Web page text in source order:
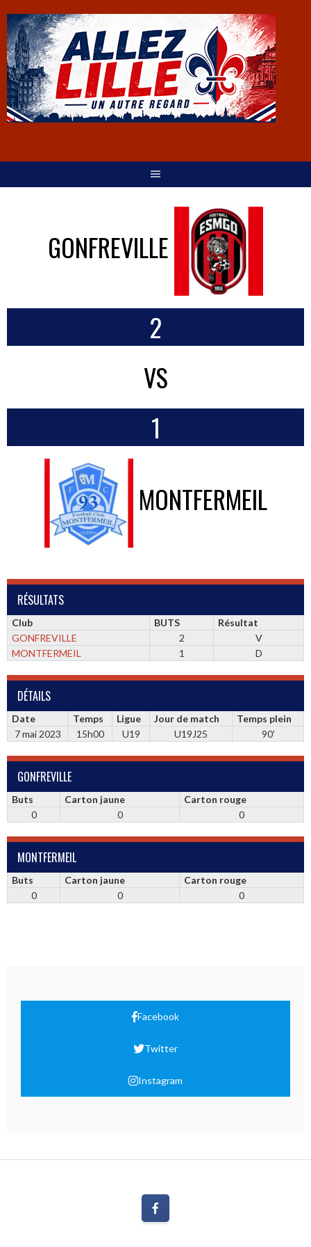
GONFREVILLE
2
VS
1
MONTFERMEIL
RÉSULTATS
Club BUTS
Résultat
GONFREVILLE
2
V
MONTFERMEIL
1 D
DÉTAILS
Date Temps Ligue Jour de match
Temps plein
7 mai 2023
15h00 U19 U19J25 90'
GONFREVILLE
Buts Carton jaune
Carton rouge
0
0 0
MONTFERMEIL
Buts Carton jaune
Carton rouge
0
0 0
Facebook
Twitter
Instagram